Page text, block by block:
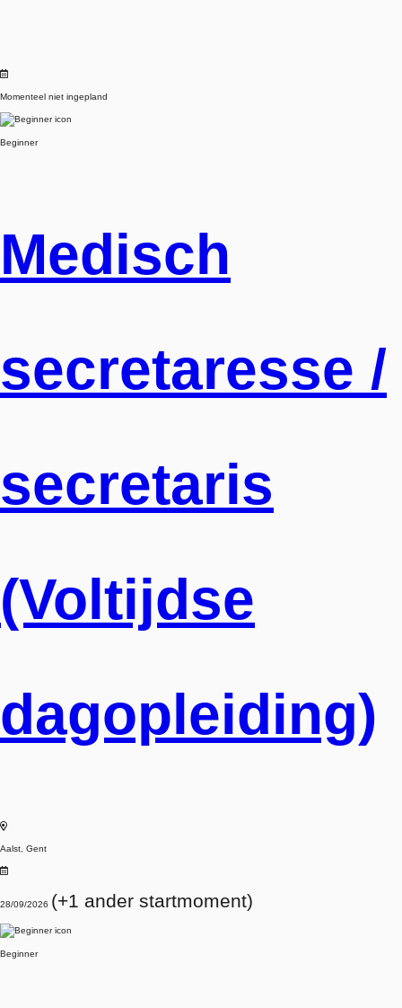
Momenteel niet ingepland
Beginner
Medisch
secretaresse /
secretaris
(Voltijdse
dagopleiding)
Aalst, Gent
28/09/2026 (+1 ander startmoment)
Beginner